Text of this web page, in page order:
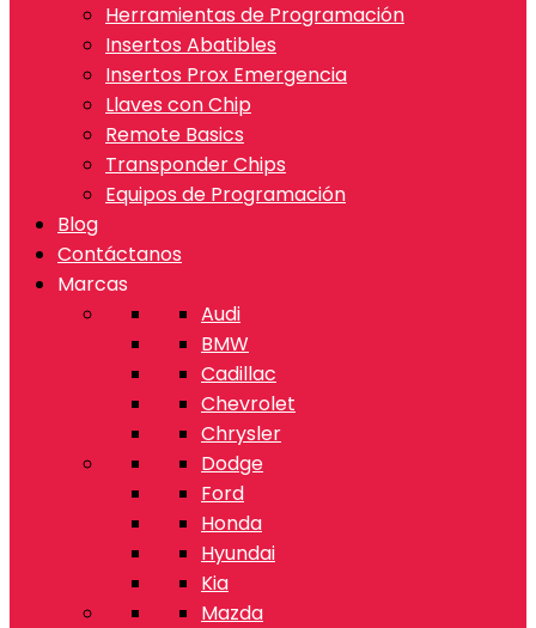
Herramientas de Programación
Insertos Abatibles
Insertos Prox Emergencia
Llaves con Chip
Remote Basics
Transponder Chips
Equipos de Programación
Blog
Contáctanos
Marcas
Audi
BMW
Cadillac
Chevrolet
Chrysler
Dodge
Ford
Honda
Hyundai
Kia
Mazda